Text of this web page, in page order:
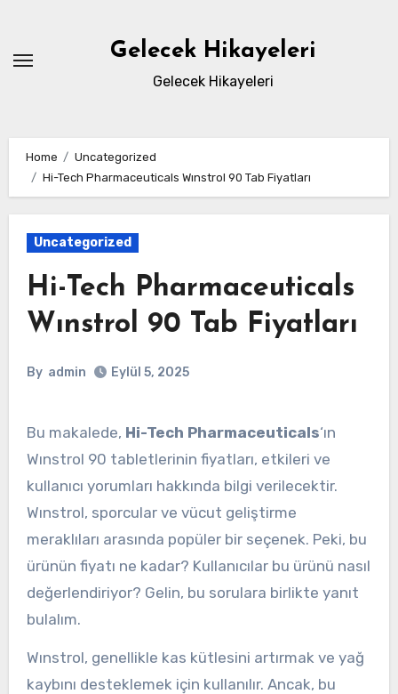
content
Gelecek Hikayeleri
Gelecek Hikayeleri
Home
Uncategorized
Hi-Tech Pharmaceuticals Wınstrol 90 Tab Fiyatları
Uncategorized
Hi-Tech Pharmaceuticals
Wınstrol 90 Tab Fiyatları
By admin Eylül 5, 2025
Bu makalede, Hi-Tech Pharmaceuticals‘ın
Wınstrol 90 tabletlerinin fiyatları, etkileri ve
kullanıcı yorumları hakkında bilgi verilecektir.
Wınstrol, sporcular ve vücut geliştirme
meraklıları arasında popüler bir seçenek. Peki, bu
ürünün fiyatı ne kadar? Kullanıcılar bu ürünü nasıl
değerlendiriyor? Gelin, bu sorulara birlikte yanıt
bulalım.
Wınstrol, genellikle kas kütlesini artırmak ve yağ
kaybını desteklemek için kullanılır. Ancak, bu